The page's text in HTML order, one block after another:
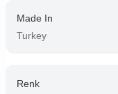
Made In
Turkey
Renk